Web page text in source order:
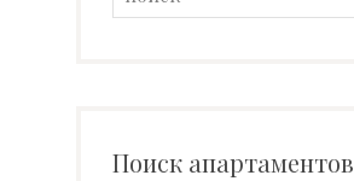
for:
Поиск апартаментов